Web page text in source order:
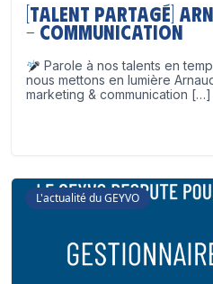
[Talent partagé]
– Communication
Parole à nos talents en
nous mettons en lumière
marketing & communication […]
L'actualité du GEYVO